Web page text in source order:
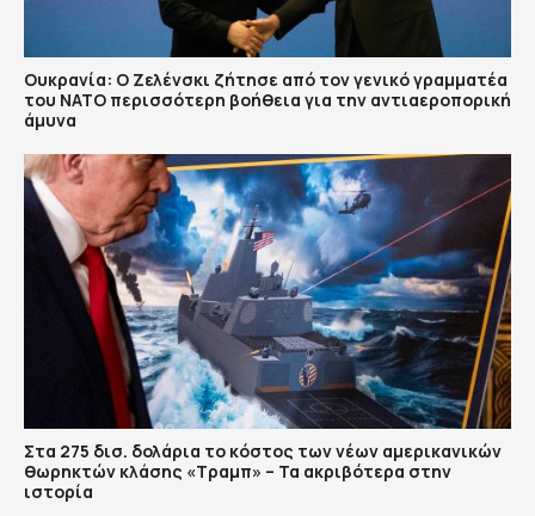
Ουκρανία: Ο Ζελένσκι ζήτησε από τον γενικό γραμματέα
του ΝΑΤΟ περισσότερη βοήθεια για την αντιαεροπορική
άμυνα
Στα 275 δισ. δολάρια το κόστος των νέων αμερικανικών
θωρηκτών κλάσης «Τραμπ» – Τα ακριβότερα στην
ιστορία